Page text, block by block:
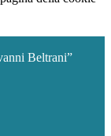
Beltrani”